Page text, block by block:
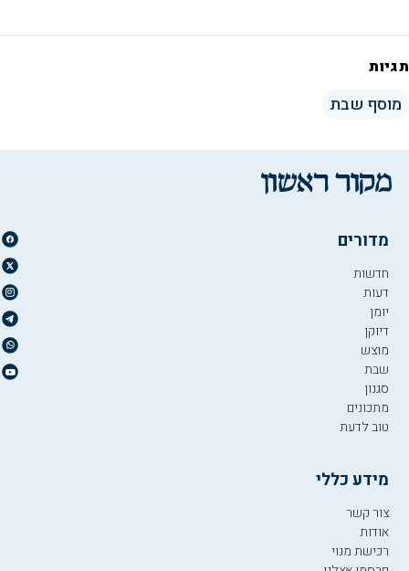
תגיות
מוסף שבת
מדורים
חדשות
דעות
יומן
דיוקן
מוצש
שבת
סגנון
מתכונים
טוב לדעת
מידע כללי
צור קשר
אודות
רכישת מנוי